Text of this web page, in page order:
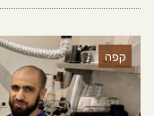
קפה